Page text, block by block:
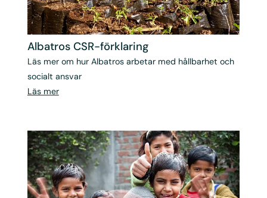
Albatros CSR-förklaring
Läs mer om hur Albatros arbetar med hållbarhet och
socialt ansvar
Läs mer